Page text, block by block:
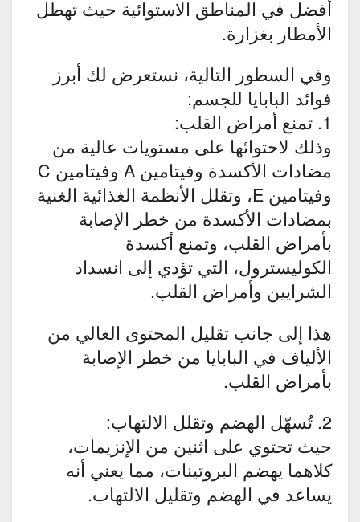
أفضل في المناطق الاستوائية حيث تهطل
الأمطار بغزارة.
وفي السطور التالية، نستعرض لك أبرز
فوائد البابايا للجسم:
1. تمنع أمراض القلب:
وذلك لاحتوائها على مستويات عالية من
مضادات الأكسدة وفيتامين A وفيتامين C
وفيتامين E، وتقلل الأنظمة الغذائية الغنية
بمضادات الأكسدة من خطر الإصابة
بأمراض القلب، وتمنع أكسدة
الكوليسترول، التي تؤدي إلى انسداد
الشرايين وأمراض القلب.
هذا إلى جانب تقليل المحتوى العالي من
الألياف في البابايا من خطر الإصابة
بأمراض القلب.
2. تُسهّل الهضم وتقلل الالتهاب:
حيث تحتوي على اثنين من الإنزيمات،
كلاهما يهضم البروتينات، مما يعني أنه
يساعد في الهضم وتقليل الالتهاب.